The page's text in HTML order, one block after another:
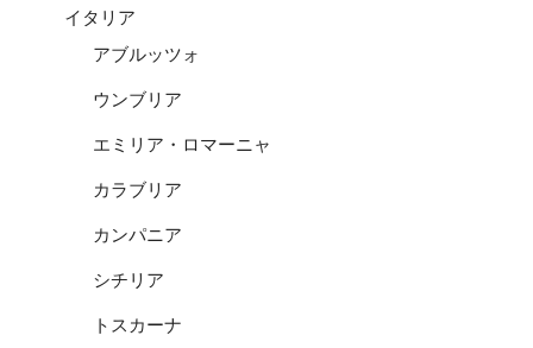
イタリア
アブルッツォ
ウンブリア
エミリア・ロマーニャ
カラブリア
カンパニア
シチリア
トスカーナ